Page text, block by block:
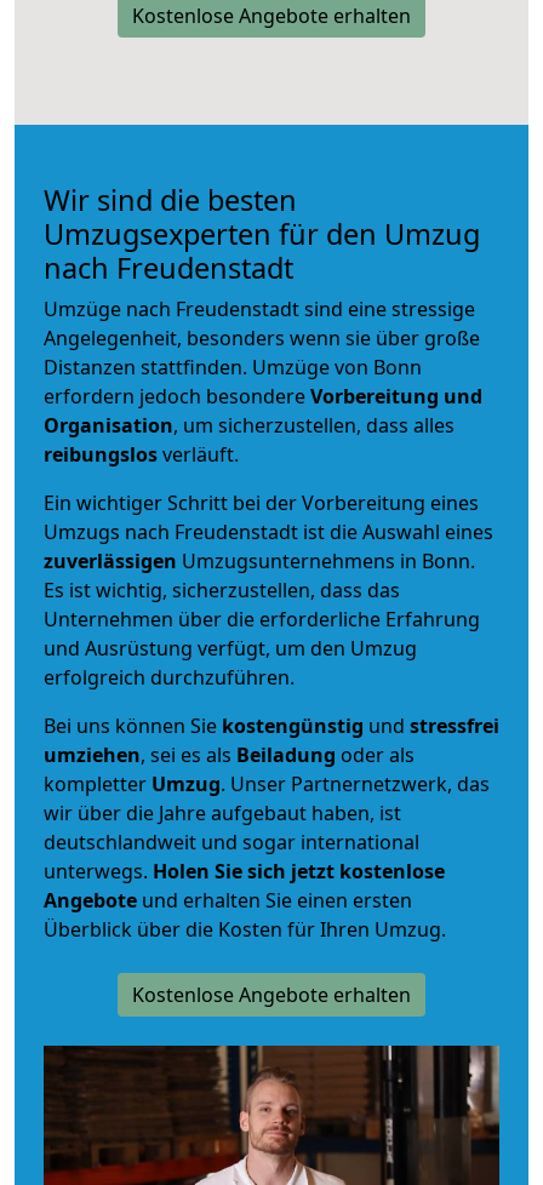
Kostenlose Angebote erhalten
Wir sind die besten
Umzugsexperten für den Umzug
nach Freudenstadt
Umzüge nach Freudenstadt sind eine stressige
Angelegenheit, besonders wenn sie über große
Distanzen stattfinden. Umzüge von Bonn
erfordern jedoch besondereVorbereitung und
Organisation, um sicherzustellen, dass alles
reibungslosverläuft.
Ein wichtiger Schritt bei der Vorbereitung eines
Umzugs nach Freudenstadt ist die Auswahl eines
zuverlässigen Umzugsunternehmens in Bonn.
Es ist wichtig, sicherzustellen, dass das
Unternehmen über die erforderliche Erfahrung
und Ausrüstung verfügt, um den Umzug
erfolgreich durchzuführen.
Bei uns können Sie kostengünstig und stressfrei
umziehen, sei es als Beiladung oder als
kompletter Umzug. Unser Partnernetzwerk, das
wir über die Jahre aufgebaut haben, ist
deutschlandweit und sogar international
unterwegs. Holen Sie sich jetzt kostenlose
Angebote und erhalten Sie einen ersten
Überblick über die Kosten für Ihren Umzug.
Kostenlose Angebote erhalten